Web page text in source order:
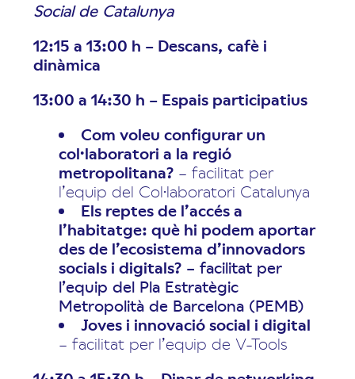
Social de Catalunya
12:15 a 13:00 h – Descans, cafè i
dinàmica
13:00 a 14:30 h – Espais participatius
Com voleu configurar un
col·laboratori a la regió
metropolitana? – facilitat per
l’equip del Col·laboratori Catalunya
Els reptes de l’accés a
l’habitatge: què hi podem aportar
des de l’ecosistema d’innovadors
socials i digitals? – facilitat per
l’equip del Pla Estratègic
Metropolità de Barcelona (PEMB)
Joves i innovació social i digital
– facilitat per l’equip de V-Tools